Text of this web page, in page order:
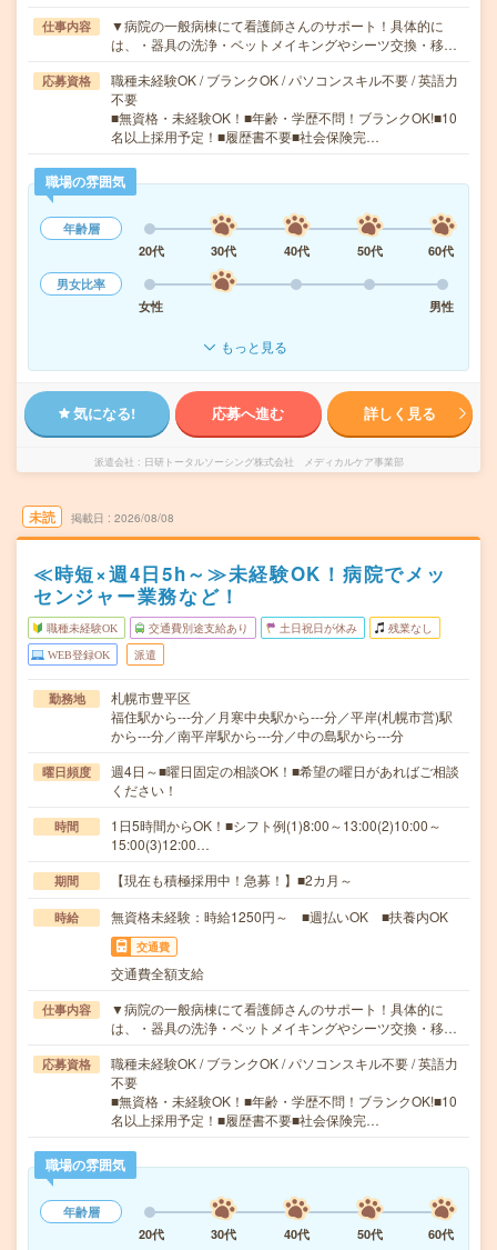
仕事内容
▼病院の一般病棟にて看護師さんのサポート！具体的に
は、・器具の洗浄・ベットメイキングやシーツ交換・移…
応募資格
職種未経験OK / ブランクOK / パソコンスキル不要 / 英語力
不要
■無資格・未経験OK！■年齢・学歴不問！ブランクOK!■10
名以上採用予定！■履歴書不要■社会保険完…
職場の雰囲気
年齢層
20代
30代 40代 50代
60代
男女比率
女性
男性
もっと見る
気になる! 応募へ進む 詳しく見る
派遣会社 日研トータルソーシング株式会社 メディカルケア事業部
未読 掲載日 2026/08/08
≪時短×週4日5h～≫未経験OK！病院でメッ
センジャー業務など！
職種未経験OK 交通費別途支給あり 土日祝日が休み 残業なし
WEB登録OK 派遣
勤務地
札幌市豊平区
福住駅から---分／月寒中央駅から---分／平岸(札幌市営)駅
から---分／南平岸駅から---分／中の島駅から---分
曜日頻度
週4日～■曜日固定の相談OK！■希望の曜日があればご相談
ください！
時間
1日5時間からOK！■シフト例(1)8:00～13:00(2)10:00～
15:00(3)12:00…
期間 【現在も積極採用中！急募！】■2カ月～
時給 無資格未経験：時給1250円～ ■週払いOK ■扶養内OK
交通費
交通費全額支給
仕事内容
▼病院の一般病棟にて看護師さんのサポート！具体的に
は、・器具の洗浄・ベットメイキングやシーツ交換・移…
応募資格
職種未経験OK / ブランクOK / パソコンスキル不要 / 英語力
不要
■無資格・未経験OK！■年齢・学歴不問！ブランクOK!■10
名以上採用予定！■履歴書不要■社会保険完…
職場の雰囲気
年齢層
20代
30代 40代 50代 60代